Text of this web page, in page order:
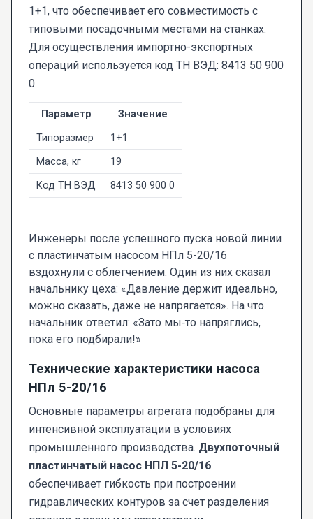
1+1, что обеспечивает его совместимость с
типовыми посадочными местами на станках.
Для осуществления импортно-экспортных
операций используется код ТН ВЭД: 8413 50 900
0.
Параметр
Значение
Типоразмер
1+1
Масса, кг
19
Код ТН ВЭД
8413 50 900 0
Инженеры после успешного пуска новой линии
с пластинчатым насосом НПл 5-20/16
вздохнули с облегчением. Один из них сказал
начальнику цеха: «Давление держит идеально,
можно сказать, даже не напрягается». На что
начальник ответил: «Зато мы‑то напряглись,
пока его подбирали!»
Технические характеристики насоса
НПл 5-20/16
Основные параметры агрегата подобраны для
интенсивной эксплуатации в условиях
промышленного производства. Двухпоточный
пластинчатый насос НПЛ 5-20/16
обеспечивает гибкость при построении
гидравлических контуров за счет разделения